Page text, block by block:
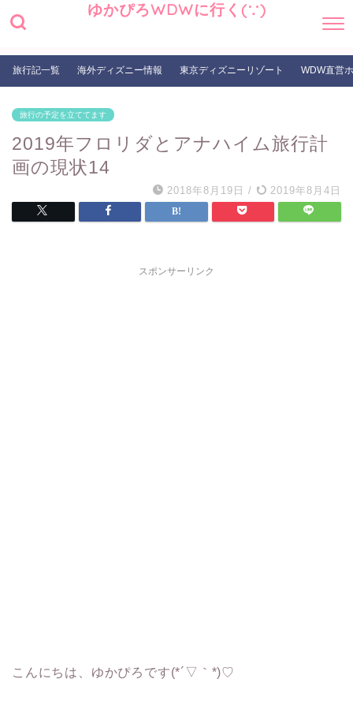
ゆかぴろWDWに行く(∵)
旅行記一覧 海外ディズニー情報 東京ディズニーリゾート WDW直営
旅行の予定を立ててます
2019年フロリダとアナハイム旅行計
画の現状14
2018年8月19日 / 2019年8月4日
スポンサーリンク
こんにちは、ゆかぴろです(*´▽｀*)♡